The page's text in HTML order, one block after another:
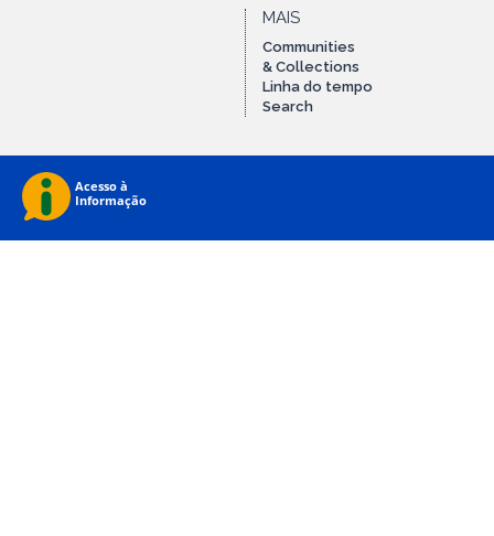
MAIS
Communities
& Collections
Linha do tempo
Search